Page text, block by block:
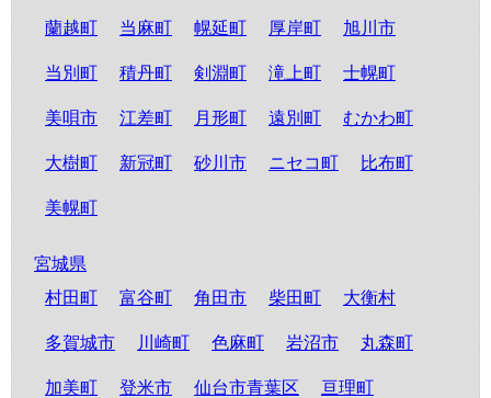
蘭越町 当麻町 幌延町 厚岸町 旭川市
当別町 積丹町 剣淵町 滝上町 士幌町
美唄市 江差町 月形町 遠別町 むかわ町
大樹町 新冠町 砂川市 ニセコ町 比布町
美幌町
宮城県
村田町
富谷町 角田市 柴田町 大衡村
多賀城市 川崎町 色麻町 岩沼市 丸森町
加美町 登米市 仙台市青葉区 亘理町